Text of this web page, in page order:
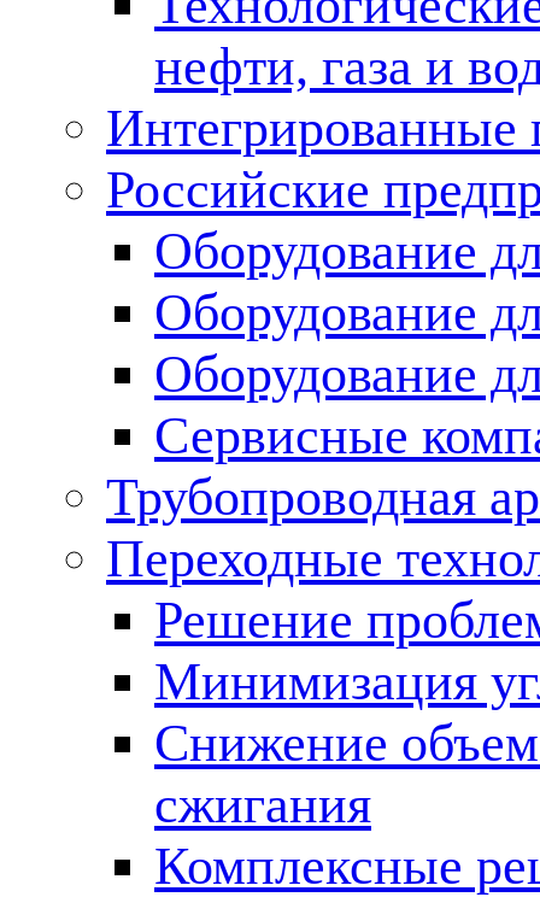
нефти, газа и
Российские
Оборудование
Оборудование
Оборудование
Сервисные
Трубопроводная
Переходные
Решение
Минимизация
Снижение
сжигания
Комплексные